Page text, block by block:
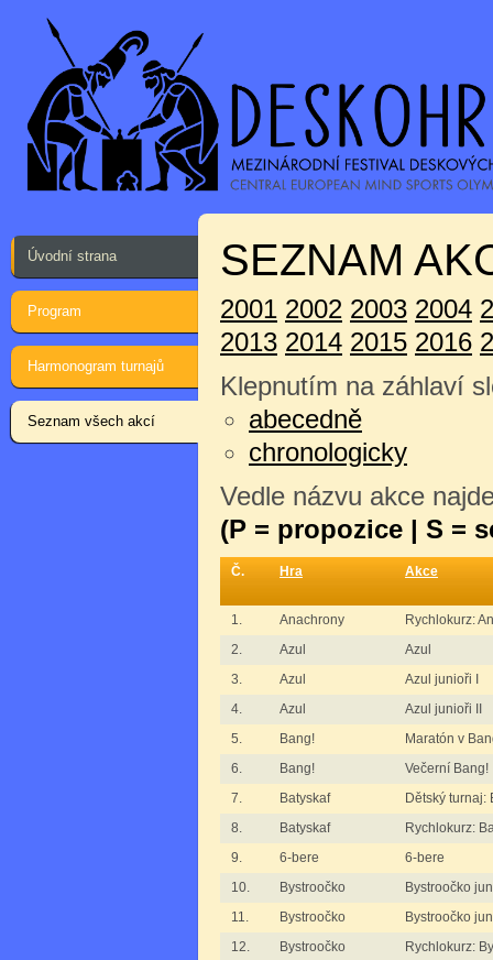
Úvodní strana
Program
Harmonogram turnajů
Seznam všech akcí
SEZNAM
2001 2002 2003 2004
2013 2014 2015 2016
Klepnutím na záhlaví
abecedně
chronologicky
Vedle názvu akce
(P = propozice | S =
Č. Hra Akce
1. Anachrony
Rychlokurz:
2.
Azul
Azul
3.
Azul
Azul junioři I
4.
Azul
Azul junioři II
5.
Bang!
Maratón v
6.
Bang!
Večerní Bang!
7.
Batyskaf
Dětský turnaj:
8.
Batyskaf
Rychlokurz:
9.
6-bere
6-bere
10.
Bystroočko
Bystroočko
11.
Bystroočko
Bystroočko
12.
Bystroočko
Rychlokurz: